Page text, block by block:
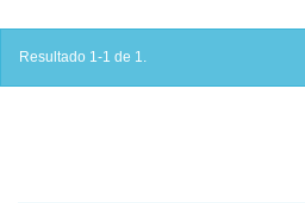
Resultado 1-1 de 1.